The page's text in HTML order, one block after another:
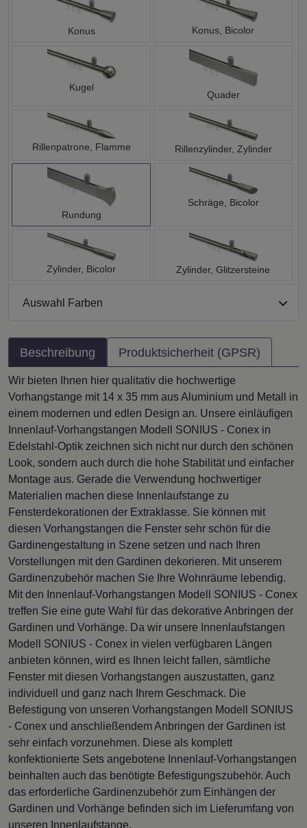
Konus Konus, Bicolor
Kugel
Quader
Rillenpatrone, Flamme Rillenzylinder, Zylinder
Rundung
Schräge, Bicolor
Zylinder, Bicolor Zylinder, Glitzersteine
Auswahl Farben
Beschreibung Produktsicherheit (GPSR)
Wir bieten Ihnen hier qualitativ die hochwertige
Vorhangstange mit 14 x 35 mm aus Aluminium und Metall in
einem modernen und edlen Design an. Unsere einläufigen
Innenlauf-Vorhangstangen Modell SONIUS - Conex in
Edelstahl-Optik zeichnen sich nicht nur durch den schönen
Look, sondern auch durch die hohe Stabilität und einfacher
Montage aus. Gerade die Verwendung hochwertiger
Materialien machen diese Innenlaufstange zu
Fensterdekorationen der Extraklasse. Sie können mit
diesen Vorhangstangen die Fenster sehr schön für die
Gardinengestaltung in Szene setzen und nach Ihren
Vorstellungen mit den Gardinen dekorieren. Mit unserem
Gardinenzubehör machen Sie Ihre Wohnräume lebendig.
Mit den Innenlauf-Vorhangstangen Modell SONIUS - Conex
treffen Sie eine gute Wahl für das dekorative Anbringen der
Gardinen und Vorhänge. Da wir unsere Innenlaufstangen
Modell SONIUS - Conex in vielen verfügbaren Längen
anbieten können, wird es Ihnen leicht fallen, sämtliche
Fenster mit diesen Vorhangstangen auszustatten, ganz
individuell und ganz nach Ihrem Geschmack. Die
Befestigung von unseren Vorhangstangen Modell SONIUS
- Conex und anschließendem Anbringen der Gardinen ist
sehr einfach vorzunehmen. Diese als komplett
konfektionierte Sets angebotene Innenlauf-Vorhangstangen
beinhalten auch das benötigte Befestigungszubehör. Auch
das erforderliche Gardinenzubehör zum Einhängen der
Gardinen und Vorhänge befinden sich im Lieferumfang von
unseren Innenlaufstange.